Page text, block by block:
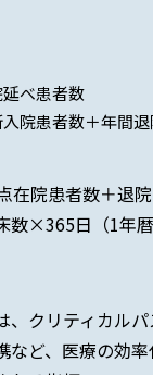
べ患者数
院患者数＋年間
在院患者数＋退
数×365日（1年暦
、クリティカル
など、医療の効